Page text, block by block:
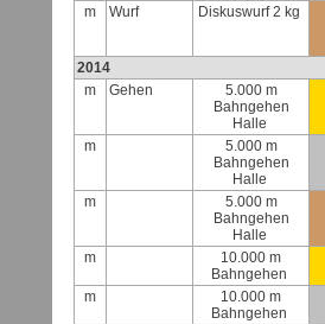
m Wurf Diskuswurf 2 kg
2014
m
Gehen
5.000 m
Bahngehen
Halle
m
5.000 m
Bahngehen
Halle
m
5.000 m
Bahngehen
Halle
m
10.000 m
Bahngehen
m
10.000 m
Bahngehen